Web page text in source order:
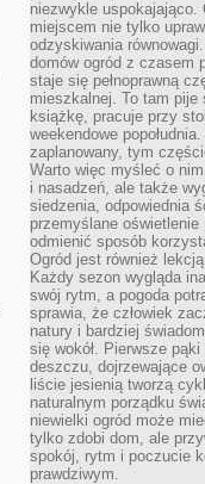
niezwykle uspokajająco.
miejscem nie tylko
odzyskiwania
domów ogród z czasem
staje się pełnoprawną
mieszkalnej. To tam
książkę, pracuje przy
weekendowe
zaplanowany, tym
Warto więc myśleć o
i nasadzeń, ale także
siedzenia, odpowiednia
przemyślane oświetlenie
odmienić sposób
Ogród jest również
Każdy sezon wygląda
swój rytm, a pogoda
sprawia, że człowiek
natury i bardziej
się wokół. Pierwsze
deszczu, dojrzewające
liście jesienią tworzą
naturalnym porządku
niewielki ogród może
tylko zdobi dom, ale
spokój, rytm i poczucie
prawdziwym.